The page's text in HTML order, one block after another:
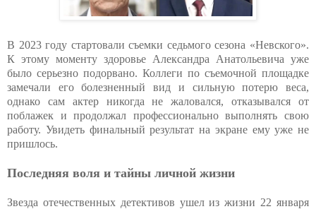
В 2023 году стартовали съемки седьмого сезона «Невского».
К этому моменту здоровье Александра Анатольевича уже
было серьезно подорвано. Коллеги по съемочной площадке
замечали его болезненный вид и сильную потерю веса,
однако сам актер никогда не жаловался, отказывался от
поблажек и продолжал профессионально выполнять свою
работу. Увидеть финальный результат на экране ему уже не
пришлось.
Последняя воля и тайны личной жизни
Звезда отечественных детективов ушел из жизни 22 января